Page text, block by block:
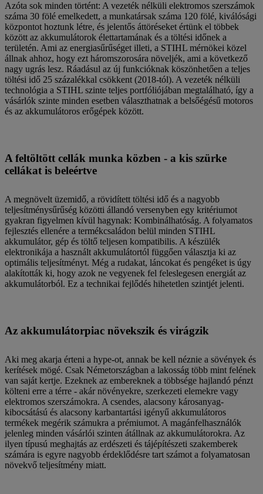
Azóta sok minden történt: A vezeték nélküli elektromos szerszámok
száma 30 fölé emelkedett, a munkatársak száma 120 fölé, kiválósági
központot hoztunk létre, és jelentős áttöréseket értünk el többek
között az akkumulátorok élettartamának és a töltési időnek a
területén. Ami az energiasűrűséget illeti, a STIHL mérnökei közel
állnak ahhoz, hogy ezt háromszorosára növeljék, ami a következő
nagy ugrás lesz. Ráadásul az új funkcióknak köszönhetően a teljes
töltési idő 25 százalékkal csökkent (2018-tól). A vezeték nélküli
technológia a STIHL szinte teljes portfóliójában megtalálható, így a
vásárlók szinte minden esetben választhatnak a belsőégésű motoros
és az akkumulátoros erőgépek között.
A feltöltött cellák munka közben - a kis szürke
cellákat is beleértve
A megnövelt üzemidő, a rövidített töltési idő és a nagyobb
teljesítménysűrűség közötti állandó versenyben egy kritériumot
gyakran figyelmen kívül hagynak: Kombinálhatóság. A folyamatos
fejlesztés ellenére a termékcsaládon belül minden STIHL
akkumulátor, gép és töltő teljesen kompatibilis. A készülék
elektronikája a használt akkumulátortól függően választja ki az
optimális teljesítményt. Még a rudakat, láncokat és pengéket is úgy
alakították ki, hogy azok ne vegyenek fel feleslegesen energiát az
akkumulátorból. Ez a technikai fejlődés hihetetlen szintjét jelenti.
Az akkumulátorpiac növekszik és virágzik
Aki meg akarja érteni a hype-ot, annak be kell néznie a sövények és
kerítések mögé. Csak Németországban a lakosság több mint felének
van saját kertje. Ezeknek az embereknek a többsége hajlandó pénzt
költeni erre a térre - akár növényekre, szerkezeti elemekre vagy
elektromos szerszámokra. A csendes, alacsony károsanyag-
kibocsátású és alacsony karbantartási igényű akkumulátoros
termékek megérik számukra a prémiumot. A magánfelhasználók
jelenleg minden vásárlói szinten átállnak az akkumulátorokra. Az
ilyen típusú meghajtás az erdészeti és tájépítészeti szakemberek
számára is egyre nagyobb érdeklődésre tart számot a folyamatosan
növekvő teljesítmény miatt.